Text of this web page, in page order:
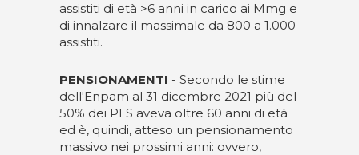
assistiti di età >6 anni in carico ai Mmg e
di innalzare il massimale da 800 a 1.000
assistiti.
PENSIONAMENTI - Secondo le stime
dell'Enpam al 31 dicembre 2021 più del
50% dei PLS aveva oltre 60 anni di età
ed è, quindi, atteso un pensionamento
massivo nei prossimi anni: ovvero,